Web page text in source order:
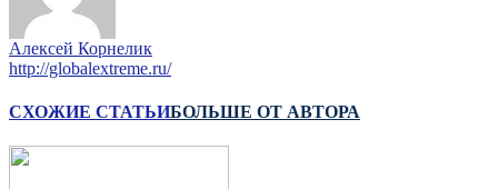
Алексей Корнелик
http://globalextreme.ru/
СХОЖИЕ СТАТЬИБОЛЬШЕ ОТ АВТОРА